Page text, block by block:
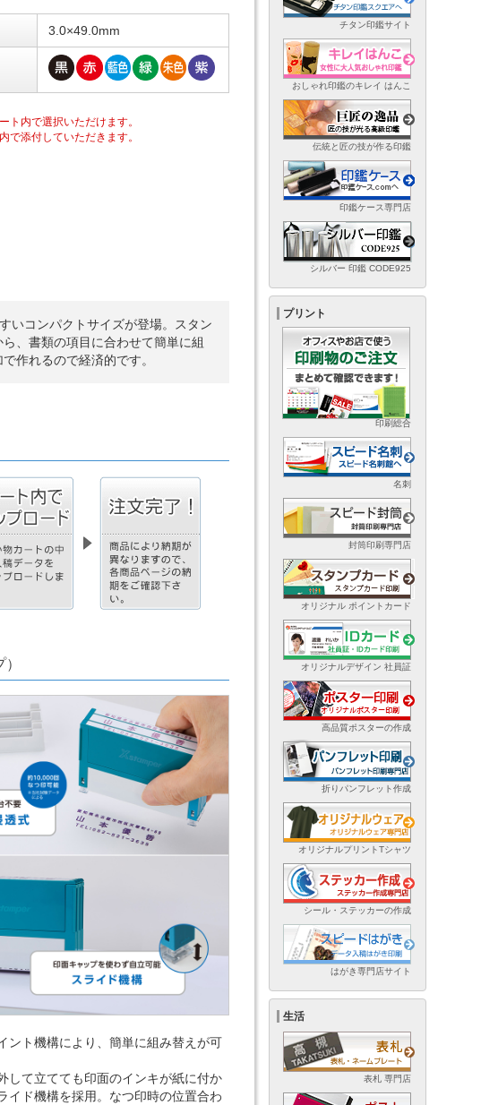
3.0×49.0mm
ト内で選択いただけます。
で添付していただきます。
いコンパクトサイズが登場。スタン
、書類の項目に合わせて簡単に組
作れるので経済的です。
ント機構により、簡単に組み替えが可
して立てても印面のインキが紙に付か
イド機構を採用。なつ印時の位置合わ
チタン印鑑サイト
おしゃれ印鑑のキレイ はんこ
伝統と匠の技が作る印鑑
印鑑ケース専門店
シルバー 印鑑 CODE925
プリント
印刷総合
名刺
封筒印刷専門店
オリジナル ポイントカード
オリジナルデザイン 社員証
高品質ポスターの作成
折りパンフレット作成
オリジナルプリントTシャツ
シール・ステッカーの作成
はがき専門店サイト
生活
表札 専門店